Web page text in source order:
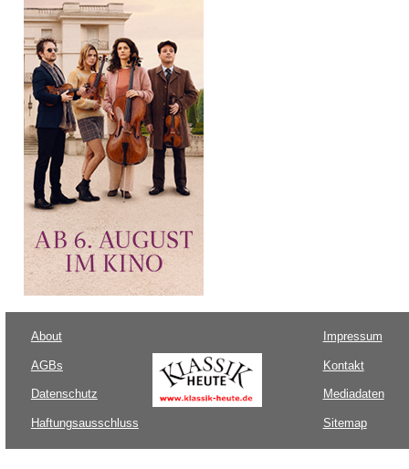
About
AGBs
Datenschutz
Haftungsausschluss
Impressum
Kontakt
Mediadaten
Sitemap